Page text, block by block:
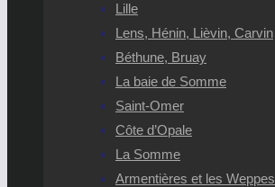
Lille
Lens, Hénin, Lièvin, Carvin
Béthune, Bruay
La baie de Somme
Saint-Omer
Côte d’Opale
La Somme
Armentières et les Weppes